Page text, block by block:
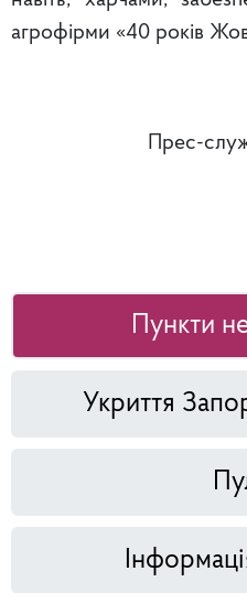
агрофірми «40 років
Прес-
Пункти
Укриття